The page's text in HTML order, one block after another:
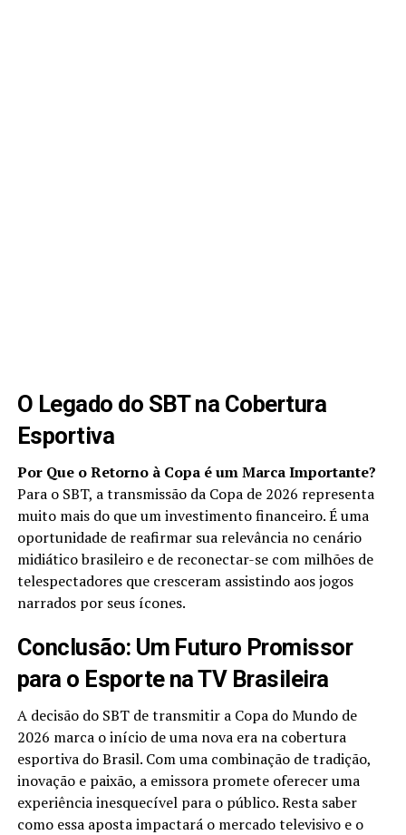
O Legado do SBT na Cobertura
Esportiva
Por Que o Retorno à Copa é um Marca Importante?
Para o SBT, a transmissão da Copa de 2026 representa
muito mais do que um investimento financeiro. É uma
oportunidade de reafirmar sua relevância no cenário
midiático brasileiro e de reconectar-se com milhões de
telespectadores que cresceram assistindo aos jogos
narrados por seus ícones.
Conclusão: Um Futuro Promissor
para o Esporte na TV Brasileira
A decisão do SBT de transmitir a Copa do Mundo de
2026 marca o início de uma nova era na cobertura
esportiva do Brasil. Com uma combinação de tradição,
inovação e paixão, a emissora promete oferecer uma
experiência inesquecível para o público. Resta saber
como essa aposta impactará o mercado televisivo e o